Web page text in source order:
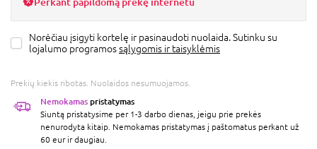
Norėčiau įsigyti kortelę ir pasinaudoti nuolaida. Sutinku su
lojalumo programossąlygomis ir taisyklėmis
Prekių kiekis ribotas. Nuolaidos nesumuojamos.
Nemokamas pristatymas
Siuntą pristatysime per 1-3 darbo dienas, jeigu prie prekės
nenurodyta kitaip. Nemokamas pristatymas į paštomatus perkant už
60 eur ir daugiau.